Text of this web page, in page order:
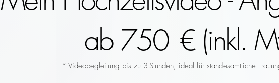
ab 750 € (inkl.
* Videobegleitung bis zu 3 Stunden, ideal für standesamtliche